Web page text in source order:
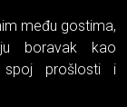
među gostima,
boravak kao
spoj prošlosti i